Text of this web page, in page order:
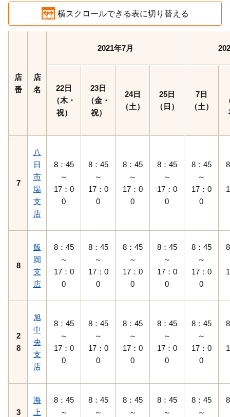
横スクロールできる表に切り替える
店
番
店
名
2021年7月
22日
（木・
祝）
23日
（金・
祝）
24日
（土）
25日
（日）
7日
（土）
7
八
日
市
場
支
店
8：45
～
17：0
0
8：45
～
17：0
0
8：45
～
17：0
0
8：45
～
17：0
0
8：45
～
17：0
0
8
飯
岡
支
店
8：45
～
17：0
0
8：45
～
17：0
0
8：45
～
17：0
0
8：45
～
17：0
0
8：45
～
17：0
0
2
8
旭
中
央
支
店
8：45
～
17：0
0
8：45
～
17：0
0
8：45
～
17：0
0
8：45
～
17：0
0
8：45
～
17：0
0
3
海
上
8：45
～
8：45
～
8：45
～
8：45
～
8：45
～